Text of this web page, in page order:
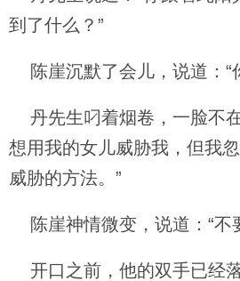
到了什么？”
陈崖沉默了会儿，说道：“
丹先生叼着烟卷，一脸不
想用我的女儿威胁我，但我
威胁的方法。”
陈崖神情微变，说道：“不
开口之前，他的双手已经